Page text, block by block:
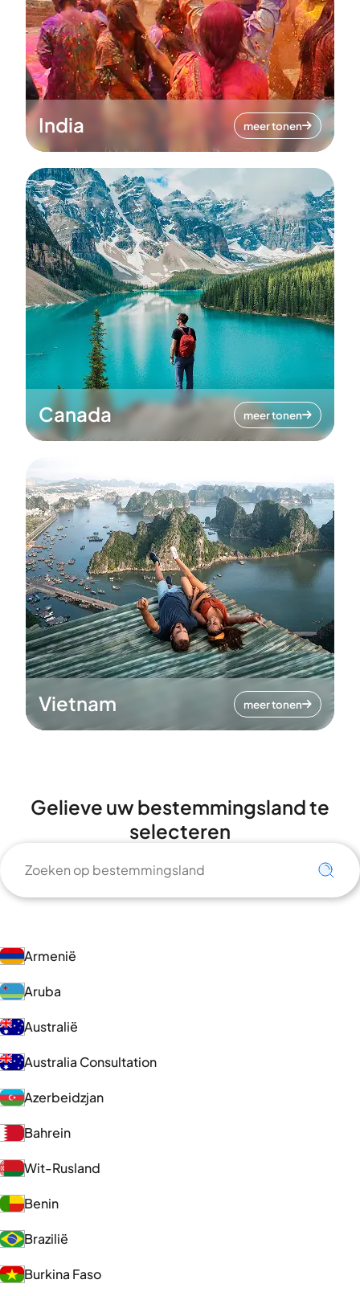
India meer tonen
Canada meer tonen
Vietnam meer tonen
Gelieve uw bestemmingsland te
selecteren
Armenië
Aruba
Australië
Australia Consultation
Azerbeidzjan
Bahrein
Wit-Rusland
Benin
Brazilië
Burkina Faso